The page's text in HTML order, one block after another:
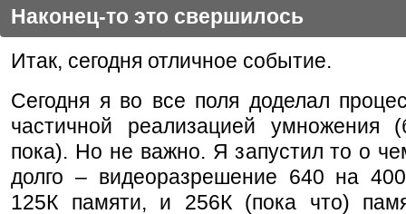
Наконец-то это свершилось
Итак, сегодня отличное событие.
Сегодня я во все поля доделал
частичной реализацией умножения
пока). Но не важно. Я запустил то о
долго – видеоразрешение 640 на
125К памяти, и 256К (пока что)